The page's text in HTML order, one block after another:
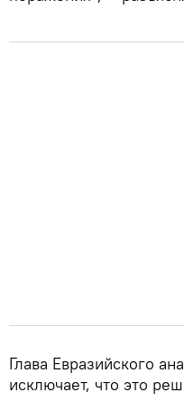
Глава Евразийского
исключает, что это